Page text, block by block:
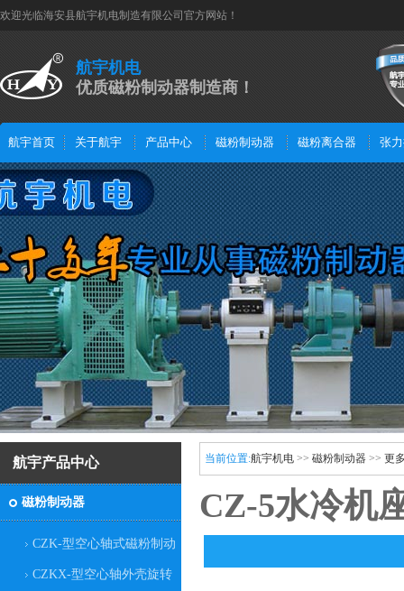
欢迎光临海安县航宇机电制造有限公司官方网站！
航宇机电
优质磁粉制动器制造商！
航宇首页 关于航宇 产品中心 磁粉制动器 磁粉离合器 张
航宇产品中心
磁粉制动器
CZK-型空心轴式磁粉制动
器
CZKX-型空心轴外壳旋转
当前位置:航宇机电 >> 磁粉制动器 >> 更
CZ-5水冷机